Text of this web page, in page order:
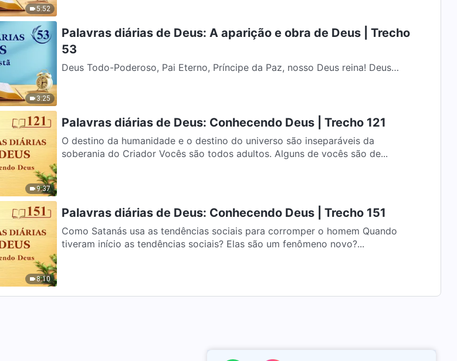
5:52
3:25
Palavras diárias de Deus: A aparição e obra de Deus | Trecho
53
Deus Todo-Poderoso, Pai Eterno, Príncipe da Paz, nosso Deus reina! Deus
9:37
Palavras diárias de Deus: Conhecendo Deus | Trecho 121
O destino da humanidade e o destino do universo são inseparáveis da
soberania do Criador Vocês são todos adultos. Alguns de vocês são de...
8:10
Palavras diárias de Deus: Conhecendo Deus | Trecho 151
Como Satanás usa as tendências sociais para corromper o homem Quando
tiveram início as tendências sociais? Elas são um fenômeno novo?...